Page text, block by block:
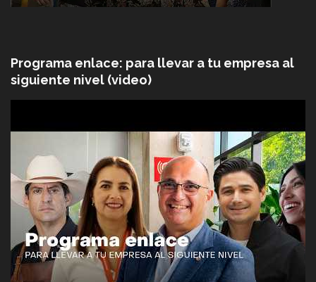
Programa enlace: para llevar a tu empresa al
siguiente nivel (video)